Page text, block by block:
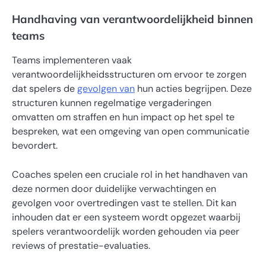
Handhaving van verantwoordelijkheid binnen
teams
Teams implementeren vaak
verantwoordelijkheidsstructuren om ervoor te zorgen
dat spelers degevolgen van hun acties begrijpen. Deze
structuren kunnen regelmatige vergaderingen
omvatten om straffen en hun impact op het spel te
bespreken, wat een omgeving van open communicatie
bevordert.
Coaches spelen een cruciale rol in het handhaven van
deze normen door duidelijke verwachtingen en
gevolgen voor overtredingen vast te stellen. Dit kan
inhouden dat er een systeem wordt opgezet waarbij
spelers verantwoordelijk worden gehouden via peer
reviews of prestatie-evaluaties.